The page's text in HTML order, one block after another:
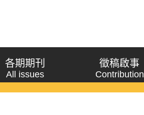
各期期刊
All issues
徵稿啟事
Contribution